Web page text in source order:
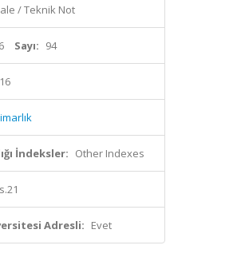
/ Teknik Not
Sayı: 94
İndeksler: Other Indexes
Adresli: Evet